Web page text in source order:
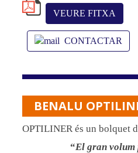
VEURE FITXA
CONTACTAR
BENALU
OPTILINER és un bolquet
El gran volum